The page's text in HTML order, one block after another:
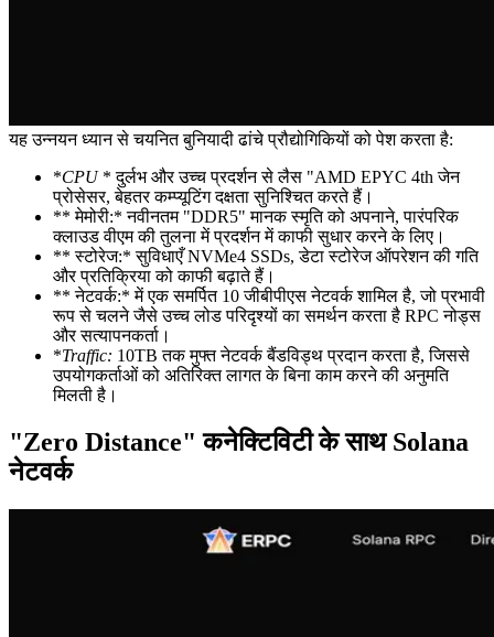
यह उन्नयन ध्यान से चयनित बुनियादी ढांचे प्रौद्योगिकियों को पेश करता है:
*CPU* दुर्लभ और उच्च प्रदर्शन से लैस "AMD EPYC 4th जेन
प्रोसेसर, बेहतर कम्प्यूटिंग दक्षता सुनिश्चित करते हैं।
** मेमोरी:* नवीनतम "DDR5" मानक स्मृति को अपनाने, पारंपरिक
क्लाउड वीएम की तुलना में प्रदर्शन में काफी सुधार करने के लिए।
** स्टोरेज:* सुविधाएँ NVMe4 SSDs, डेटा स्टोरेज ऑपरेशन की गति
और प्रतिक्रिया को काफी बढ़ाते हैं।
** नेटवर्क:* में एक समर्पित 10 जीबीपीएस नेटवर्क शामिल है, जो प्रभावी
रूप से चलने जैसे उच्च लोड परिदृश्यों का समर्थन करता है RPC नोड्स
और सत्यापनकर्ता।
*Traffic: 10TB तक मुफ्त नेटवर्क बैंडविड्थ प्रदान करता है, जिससे
उपयोगकर्ताओं को अतिरिक्त लागत के बिना काम करने की अनुमति
मिलती है।
"Zero Distance" कनेक्टिविटी के साथ Solana
नेटवर्क